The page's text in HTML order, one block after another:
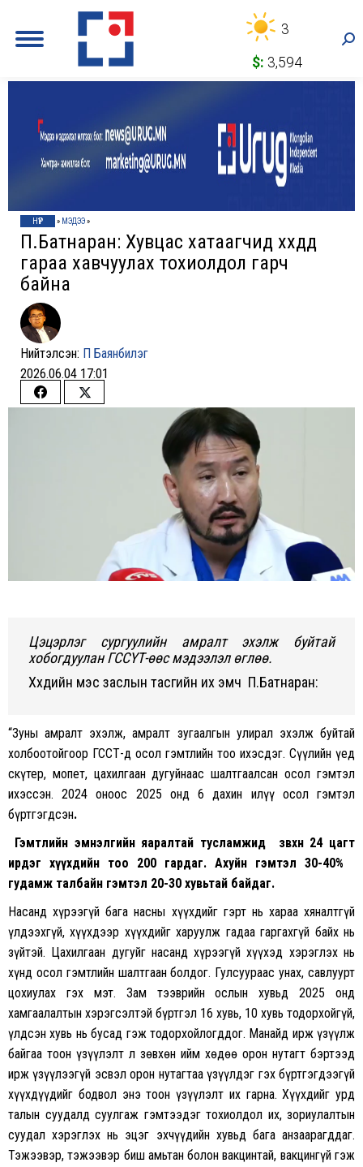
3
$: 3,594
НҮҮР » МЭДЭЭ»
П.Батнаран: Хувцас хатаагчид хүүхдүүд
гараа хавчуулах тохиолдол гарч
байна
Нийтэлсэн: П Баянбилэг
2026.06.04 17:01
Share
Share
Цэцэрлэг сургуулийн амралт эхэлж буйтай
хобогдуулан ГССҮТ-өөс мэдээлэл өглөө.
Хүүхдийн мэс заслын тасгийн их эмч П.Батнаран:
“Зуны амралт эхэлж, амралт зугаалгын улирал эхэлж буйтай
холбоотойгоор ГССҮТ-д осол гэмтлийн тоо ихэсдэг. Сүүлийн үед
скүтер, мопет, цахилгаан дугуйнаас шалтгаалсан осол гэмтэл
ихэссэн. 2024 оноос 2025 онд 6 дахин илүү осол гэмтэл
бүртгэгдсэн.
Гэмтлийн эмнэлгийн яаралтай тусламжид зөвхөн 24 цагт
ирдэг хүүхдийн тоо 200 гардаг. Ахуйн гэмтэл 30-40%
гудамж талбайн гэмтэл 20-30 хувьтай байдаг.
Насанд хүрээгүй бага насны хүүхдийг гэрт нь хараа хяналтгүй
үлдээхгүй, хүүхдээр хүүхдийг харуулж гадаа гаргахгүй байх нь
зүйтэй. Цахилгаан дугуйг насанд хүрээгүй хүүхэд хэрэглэх нь
хүнд осол гэмтлийн шалтгаан болдог. Гулсуураас унах, савлуурт
цохиулах гэх мэт. Зам тээврийн ослын хувьд 2025 онд
хамгаалалтын хэрэгсэлтэй бүртгэл 16 хувь, 10 хувь тодорхойгүй,
үлдсэн хувь нь бусад гэж тодорхойлогддог. Манайд ирж үзүүлж
байгаа тоон үзүүлэлт л зөвхөн ийм хөдөө орон нутагт бэртээд
ирж үзүүлээгүй эсвэл орон нутагтаа үзүүлдэг гэх бүртгэгдээгүй
хүүхдүүдийг бодвол энэ тоон үзүүлэлт их гарна. Хүүхдийг урд
талын суудалд суулгаж гэмтээдэг тохиолдол их, зориулалтын
суудал хэрэглэх нь эцэг эхчүүдийн хувьд бага анзаарагддаг.
Тэжээвэр, тэжээвэр биш амьтан болон вакцинтай, вакцингүй гэж